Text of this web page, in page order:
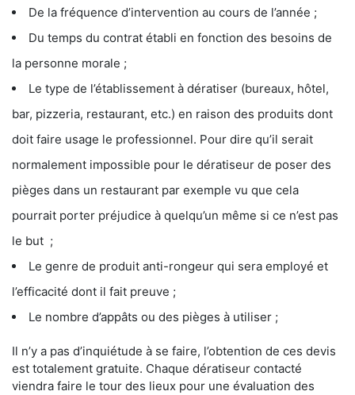
De la fréquence d’intervention au cours de l’année ;
Du temps du contrat établi en fonction des besoins de
la personne morale ;
Le type de l’établissement à dératiser (bureaux, hôtel,
bar, pizzeria, restaurant, etc.) en raison des produits dont
doit faire usage le professionnel. Pour dire qu’il serait
normalement impossible pour le dératiseur de poser des
pièges dans un restaurant par exemple vu que cela
pourrait porter préjudice à quelqu’un même si ce n’est pas
le but ;
Le genre de produit anti-rongeur qui sera employé et
l’efficacité dont il fait preuve ;
Le nombre d’appâts ou des pièges à utiliser ;
Il n’y a pas d’inquiétude à se faire, l’obtention de ces devis
est totalement gratuite. Chaque dératiseur contacté
viendra faire le tour des lieux pour une évaluation des